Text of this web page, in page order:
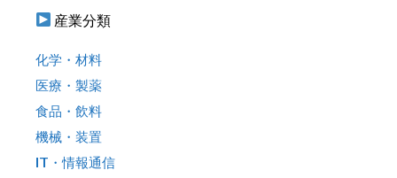
産業分類
化学・材料
医療・製薬
食品・飲料
機械・装置
IT・情報通信